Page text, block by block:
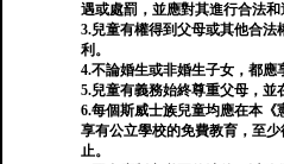
遇或處罰，並應對其進行合法和
3.兒童有權得到父母或其他合
利。
4.不論婚生或非婚生子女，都應
5.兒童有義務始終尊重父母，並
6.每個斯威士族兒童均應在本
享有公立學校的免費教育，至
止。